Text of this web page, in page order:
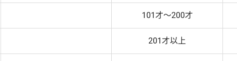
101才～200才
201才以上